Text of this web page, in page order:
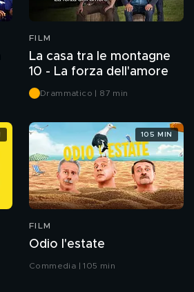
FILM
La casa tra le montagne
10 - La forza dell'amore
Drammatico | 87 min
FILM
Odio l'estate
Commedia | 105 min
105 MIN